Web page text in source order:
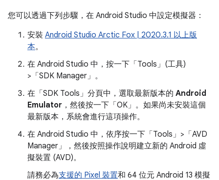
您可以透過下列步驟，在 Android Studio 中設定模擬器：
安裝 Android Studio Arctic Fox | 2020.3.1 以上版
本。
在 Android Studio 中，按一下「Tools」(工具)
>「SDK Manager」。
在「SDK Tools」 分頁中，選取最新版本的 Android
Emulator ，然後按一下「OK」 。如果尚未安裝這個
最新版本，系統會進行這項操作。
在 Android Studio 中，依序按一下「Tools」>「AVD
Manager」
，然後按照操作說明建立新的 Android 虛
擬裝置 (AVD)。
請務必為支援的 Pixel 裝置和 64 位元 Android 13 模擬